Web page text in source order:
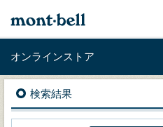
オンラインストア
検索結果